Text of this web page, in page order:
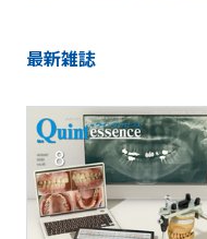
最新雑誌